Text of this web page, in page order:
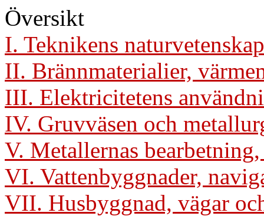
Översikt
I. Teknikens
II. Brännmaterialier,
III. Elektricitetens
IV. Gruvväsen och
V. Metallernas
VI. Vattenbyggnader,
VII. Husbyggnad, vägar